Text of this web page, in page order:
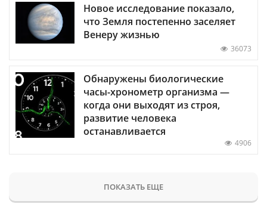
Новое исследование показало,
что Земля постепенно заселяет
Венеру жизнью
36073
Обнаружены биологические
часы-хронометр организма —
когда они выходят из строя,
развитие человека
останавливается
4906
ПОКАЗАТЬ ЕЩЕ